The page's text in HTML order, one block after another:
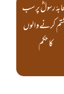
رسولؓ پر سب
کرنے والوں
کا حکم